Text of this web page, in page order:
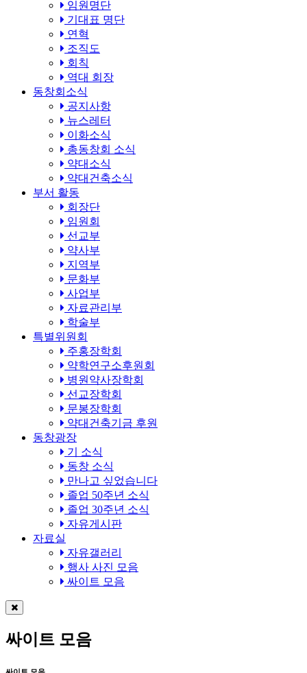
임원명단
기대표 명단
연혁
조직도
회칙
역대 회장
동창회소식
공지사항
뉴스레터
이화소식
총동창회 소식
약대소식
약대건축소식
부서 활동
회장단
임원회
선교부
약사부
지역부
문화부
사업부
자료관리부
학술부
특별위원회
주홍장학회
약학연구소후원회
병원약사장학회
선교장학회
문봉장학회
약대건축기금 후원
동창광장
기 소식
동창 소식
만나고 싶었습니다
졸업 50주년 소식
졸업 30주년 소식
자유게시판
자료실
자유갤러리
행사 사진 모음
싸이트 모음
싸이트 모음